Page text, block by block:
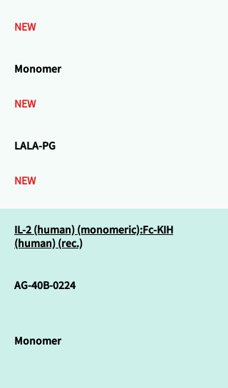
NEW
Monomer
NEW
LALA-PG
NEW
IL-2 (human) (monomeric):Fc-KIH
(human) (rec.)
AG-40B-0224
Monomer